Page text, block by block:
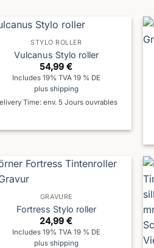
STYLO ROLLER
Vulcanus Stylo roller
54,99€
Includes 19% TVA 19 % DE
plus shipping
Time: env. 5 Jours ouvrables
GRAVURE
Fortress Stylo roller
24,99€
Includes 19% TVA 19 % DE
plus shipping